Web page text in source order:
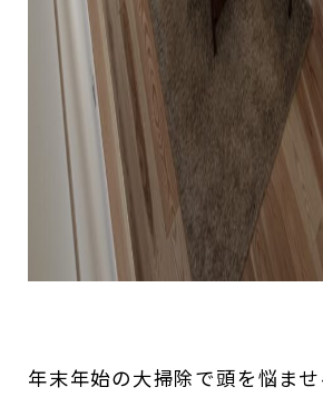
年末年始の大掃除で頭を悩ま